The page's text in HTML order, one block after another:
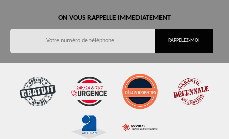
ON VOUS RAPPELLE IMMEDIATEMENT